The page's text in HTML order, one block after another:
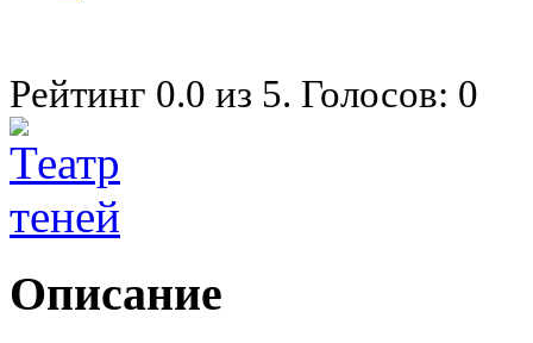
Рейтинг 0.0 из 5. Голосов: 0
Описание